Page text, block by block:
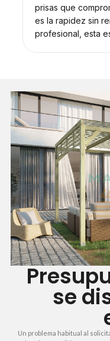
prisas que
es la rapidez sin
profesional, esta
se
Un problema habitual al